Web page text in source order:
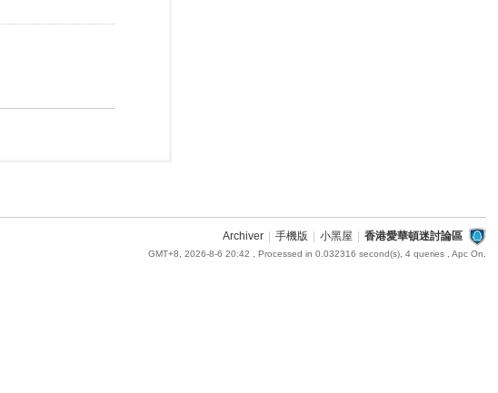
Archiver 手機版 小黑屋 香港愛華頓迷討論區
GMT+8, 2026-8-6 20:42 , Processed in 0.032316 second(s), 4 queries , Apc On.